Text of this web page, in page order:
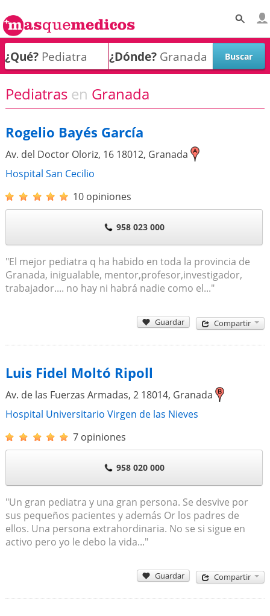
¿Qué? ¿Dónde?
Pediatras en Granada
Rogelio Bayés García
Av. del Doctor Oloriz, 16 18012, Granada
Hospital San Cecilio
10 opiniones
958 023 000
"El mejor pediatra q ha habido en toda la provincia de
Granada, inigualable, mentor,profesor,investigador,
trabajador.... no hay ni habrá nadie como el..."
Guardar Compartir
Luis Fidel Moltó Ripoll
Av. de las Fuerzas Armadas, 2 18014, Granada
Hospital Universitario Virgen de las Nieves
7 opiniones
958 020 000
"Un gran pediatra y una gran persona. Se desvive por
sus pequeños pacientes y además Or los padres de
ellos. Una persona extrahordinaria. No se si sigue en
activo pero yo le debo la vida..."
Guardar Compartir